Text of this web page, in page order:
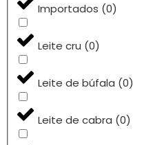
Importados (0)
Leite cru (0)
Leite de búfala (0)
Leite de cabra (0)